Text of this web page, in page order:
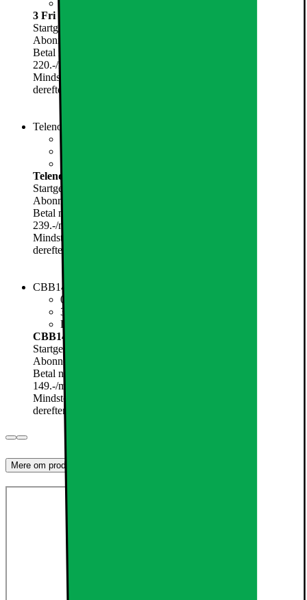
3 Fri Tale 100 GB
Startgebyr
Abonnement:
Betal nu
220.-/mnd.
Mindstepris de første 6 måneder (6 måneders bindingsperiode,
derefter 30 dages opsigelse): 7119,-
Telenor Fri Tale 120 GB
0 kr. i oprettelse
45 GB i 55 lande
5G og Fri SMS inkluderet
Telenor Fri Tale 120 GB
Startgebyr
Abonnement:
Betal nu
239.-/mnd.
Mindstepris de første 6 måneder (6 måneders bindingsperiode,
derefter 30 dages opsigelse): 7182,-
CBB149 Fri Tale + 500 GB Data
0 kr. i oprettelse
30 GB EU - Data
Lynhurtigt 5G
CBB149 Fri Tale + 500 GB Data
Startgebyr
Abonnement:
Betal nu
149.-/mnd.
Mindstepris de første 6 måneder (6 måneders bindingsperiode,
derefter 30 dages opsigelse): 7342,-
Mere om produktet